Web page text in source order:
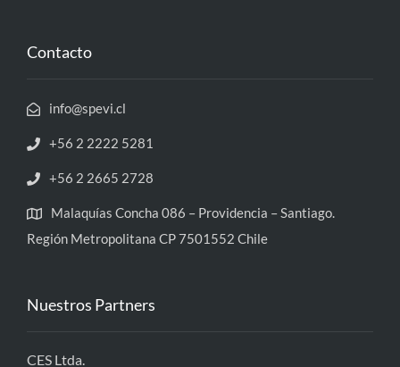
Contacto
info@spevi.cl
+56 2 2222 5281
+56 2 2665 2728
Malaquías Concha 086 – Providencia – Santiago.
Región Metropolitana CP 7501552 Chile
Nuestros Partners
CES Ltda.